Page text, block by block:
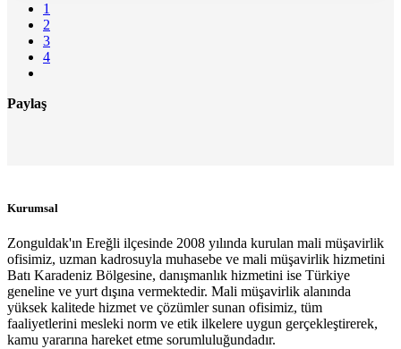
1
2
3
4
Paylaş
Kurumsal
Zonguldak'ın Ereğli ilçesinde 2008 yılında kurulan mali müşavirlik
ofisimiz, uzman kadrosuyla muhasebe ve mali müşavirlik hizmetini
Batı Karadeniz Bölgesine, danışmanlık hizmetini ise Türkiye
geneline ve yurt dışına vermektedir. Mali müşavirlik alanında
yüksek kalitede hizmet ve çözümler sunan ofisimiz, tüm
faaliyetlerini mesleki norm ve etik ilkelere uygun gerçekleştirerek,
kamu yararına hareket etme sorumluluğundadır.